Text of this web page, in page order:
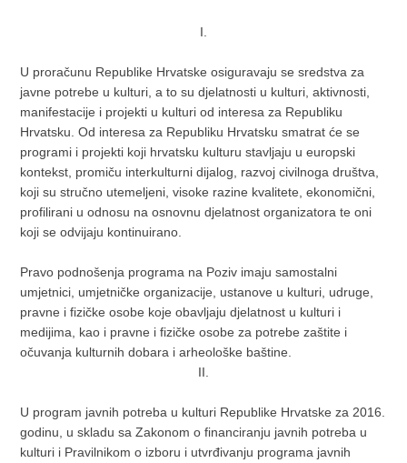
I.
U proračunu Republike Hrvatske osiguravaju se sredstva za
javne potrebe u kulturi, a to su djelatnosti u kulturi, aktivnosti,
manifestacije i projekti u kulturi od interesa za Republiku
Hrvatsku. Od interesa za Republiku Hrvatsku smatrat će se
programi i projekti koji hrvatsku kulturu stavljaju u europski
kontekst, promiču interkulturni dijalog, razvoj civilnoga društva,
koji su stručno utemeljeni, visoke razine kvalitete, ekonomični,
profilirani u odnosu na osnovnu djelatnost organizatora te oni
koji se odvijaju kontinuirano.
Pravo podnošenja programa na Poziv imaju samostalni
umjetnici, umjetničke organizacije, ustanove u kulturi, udruge,
pravne i fizičke osobe koje obavljaju djelatnost u kulturi i
medijima, kao i pravne i fizičke osobe za potrebe zaštite i
očuvanja kulturnih dobara i arheološke baštine.
II.
U program javnih potreba u kulturi Republike Hrvatske za 2016.
godinu, u skladu sa Zakonom o financiranju javnih potreba u
kulturi i Pravilnikom o izboru i utvrđivanju programa javnih